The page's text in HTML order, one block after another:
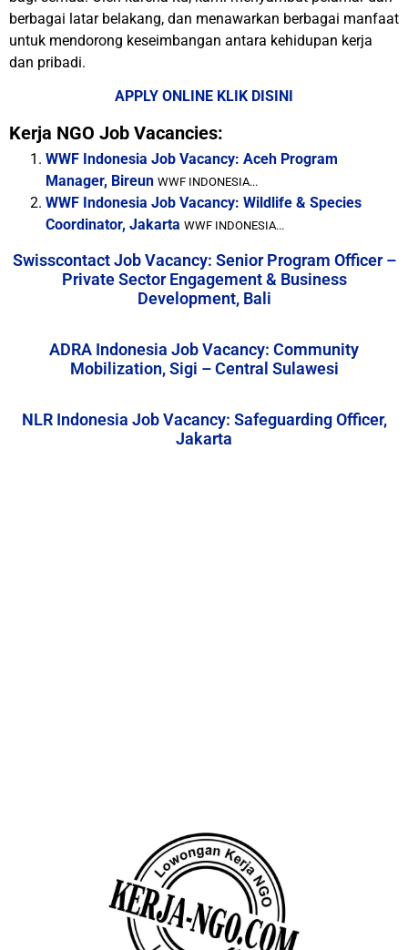
berbagai latar belakang, dan menawarkan berbagai manfaat
untuk mendorong keseimbangan antara kehidupan kerja
dan pribadi.
APPLY ONLINE KLIK DISINI
Kerja NGO Job Vacancies:
WWF Indonesia Job Vacancy: Aceh Program
Manager, Bireun WWF INDONESIA...
WWF Indonesia Job Vacancy: Wildlife & Species
Coordinator, Jakarta WWF INDONESIA...
Swisscontact Job Vacancy: Senior Program Officer –
Private Sector Engagement & Business
Development, Bali
ADRA Indonesia Job Vacancy: Community
Mobilization, Sigi – Central Sulawesi
NLR Indonesia Job Vacancy: Safeguarding Officer,
Jakarta